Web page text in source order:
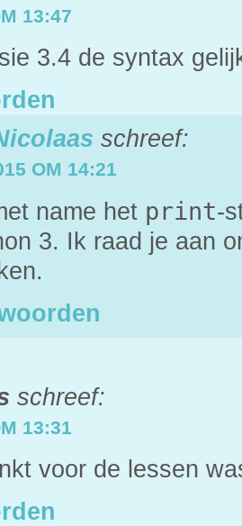
13:47
3.4 de syntax
schreef:
OM 14:21
name het print-
3. Ik raad je aan
schreef:
13:31
voor de lessen